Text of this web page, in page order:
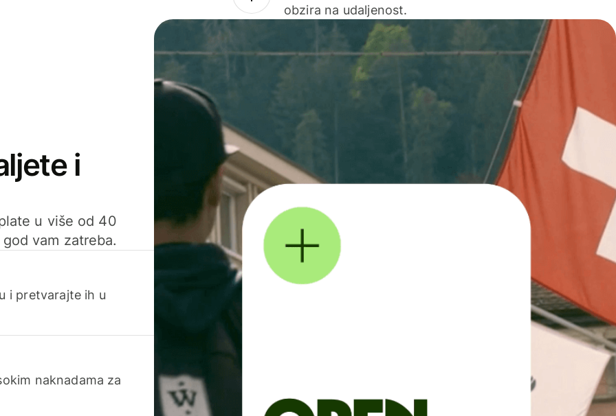
obzira na udaljenost.
i
u više od 40
vam zatreba.
i pretvarajte ih u
naknadama za